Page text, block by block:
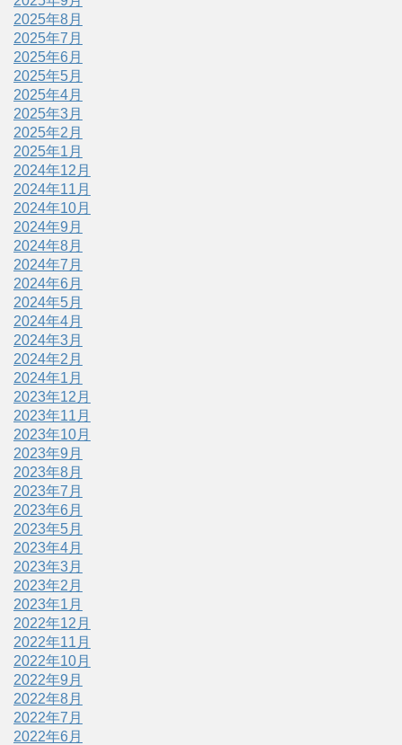
2025年8月
2025年7月
2025年6月
2025年5月
2025年4月
2025年3月
2025年2月
2025年1月
2024年12月
2024年11月
2024年10月
2024年9月
2024年8月
2024年7月
2024年6月
2024年5月
2024年4月
2024年3月
2024年2月
2024年1月
2023年12月
2023年11月
2023年10月
2023年9月
2023年8月
2023年7月
2023年6月
2023年5月
2023年4月
2023年3月
2023年2月
2023年1月
2022年12月
2022年11月
2022年10月
2022年9月
2022年8月
2022年7月
2022年6月